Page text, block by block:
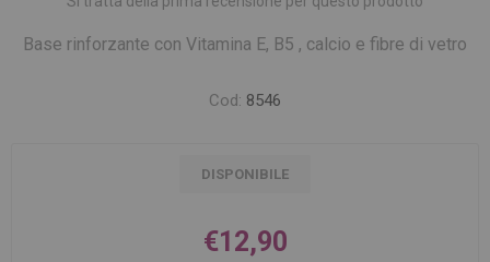
Base rinforzante con Vitamina E, B5 , calcio e fibre di vetro
Cod: 8546
DISPONIBILE
€12,90